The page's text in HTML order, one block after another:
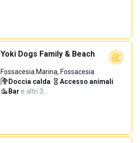
Yoki Dogs Family & Beach
Fossacesia Marina, Fossacesia
Doccia calda· Accesso animali·
Bar·e altri 3…